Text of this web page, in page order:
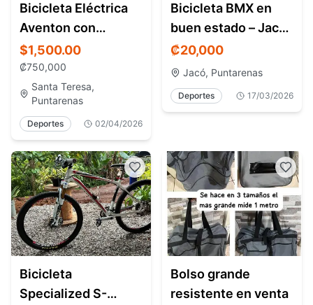
Bicicleta Eléctrica
Aventon con
asiento niño – Como
nueva Santa Teresa
$1,500.00
₡750,000
Santa Teresa,
Puntarenas
Deportes 02/04/2026
Bicicleta BMX en
buen estado – Jacó
Costa Rica
₡20,000
Jacó, Puntarenas
Deportes 17/03/2026
Bicicleta
Specialized S-
Bolso grande
resistente en venta